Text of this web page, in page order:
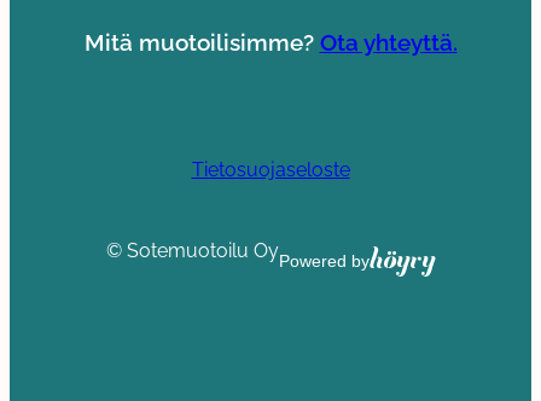
Mitä muotoilisimme? Ota yhteyttä.
Tietosuojaseloste
© Sotemuotoilu OyPowered byHöyry